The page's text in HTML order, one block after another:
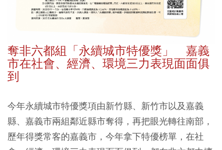
奪非六都組「永續城市特優獎」 嘉義
市在社會、經濟、環境三力表現面面俱
到
今年永續城市特優獎項由新竹縣、新竹市以及嘉義
縣、嘉義市兩組鄰近縣市奪得，再把眼光轉往南部，
歷年得獎常客的嘉義市，今年拿下特優榜單，在社